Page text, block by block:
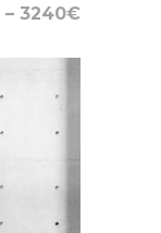
– 3240€